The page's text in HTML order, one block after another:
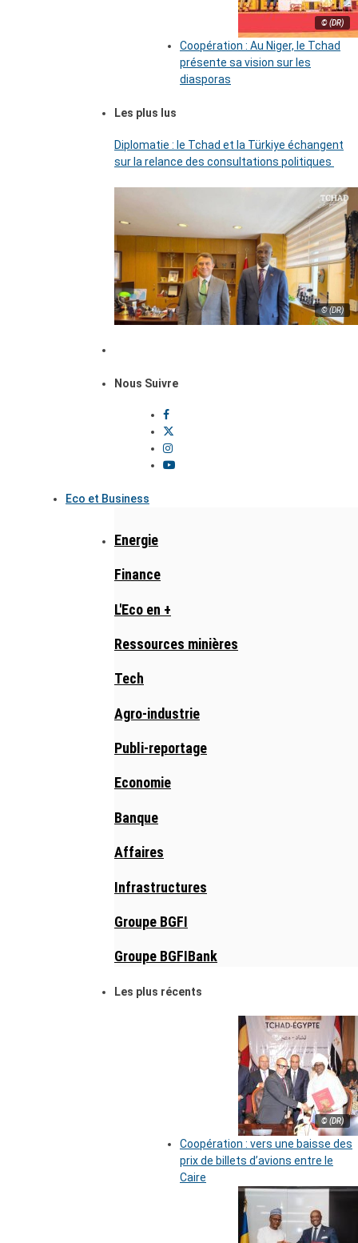
© (DR)
Coopération : Au Niger, le Tchad
présente sa vision sur les
diasporas
Les plus lus
Diplomatie : le Tchad et la Türkiye échangent
sur la relance des consultations politiques
© (DR)
Nous Suivre
Eco et Business
Energie
Finance
L'Eco en +
Ressources minières
Tech
Agro-industrie
Publi-reportage
Economie
Banque
Affaires
Infrastructures
Groupe BGFI
Groupe BGFIBank
Les plus récents
© (DR)
Coopération : vers une baisse des
prix de billets d’avions entre le
Caire